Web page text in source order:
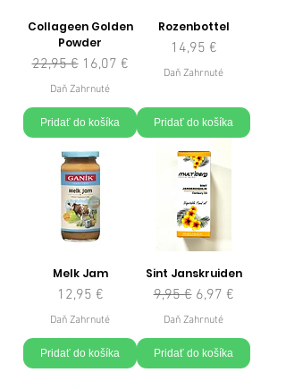
Collageen Golden
Powder
Normálna cena
22,95 € Zľavnená cena
16,07 €
Daň Zahrnuté
Pridať do košíka
Rozenbottel
Cena
14,95 €
Daň Zahrnuté
Pridať do košíka
Melk Jam
Cena
12,95 €
Daň Zahrnuté
Pridať do košíka
Sint Janskruiden
Normálna cena
9,95 € Zľavnená cena
6,97 €
Daň Zahrnuté
Pridať do košíka